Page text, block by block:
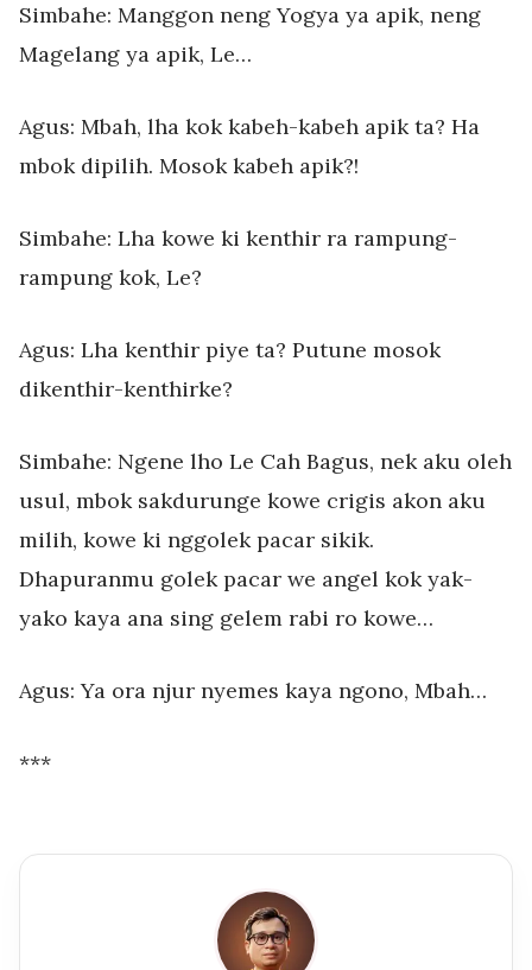
Simbahe: Manggon neng Yogya ya apik, neng
Magelang ya apik, Le…
Agus: Mbah, lha kok kabeh-kabeh apik ta? Ha
mbok dipilih. Mosok kabeh apik?!
Simbahe: Lha kowe ki kenthir ra rampung-
rampung kok, Le?
Agus: Lha kenthir piye ta? Putune mosok
dikenthir-kenthirke?
Simbahe: Ngene lho Le Cah Bagus, nek aku oleh
usul, mbok sakdurunge kowe crigis akon aku
milih, kowe ki nggolek pacar sikik.
Dhapuranmu golek pacar we angel kok yak-
yako kaya ana sing gelem rabi ro kowe…
Agus: Ya ora njur nyemes kaya ngono, Mbah…
***